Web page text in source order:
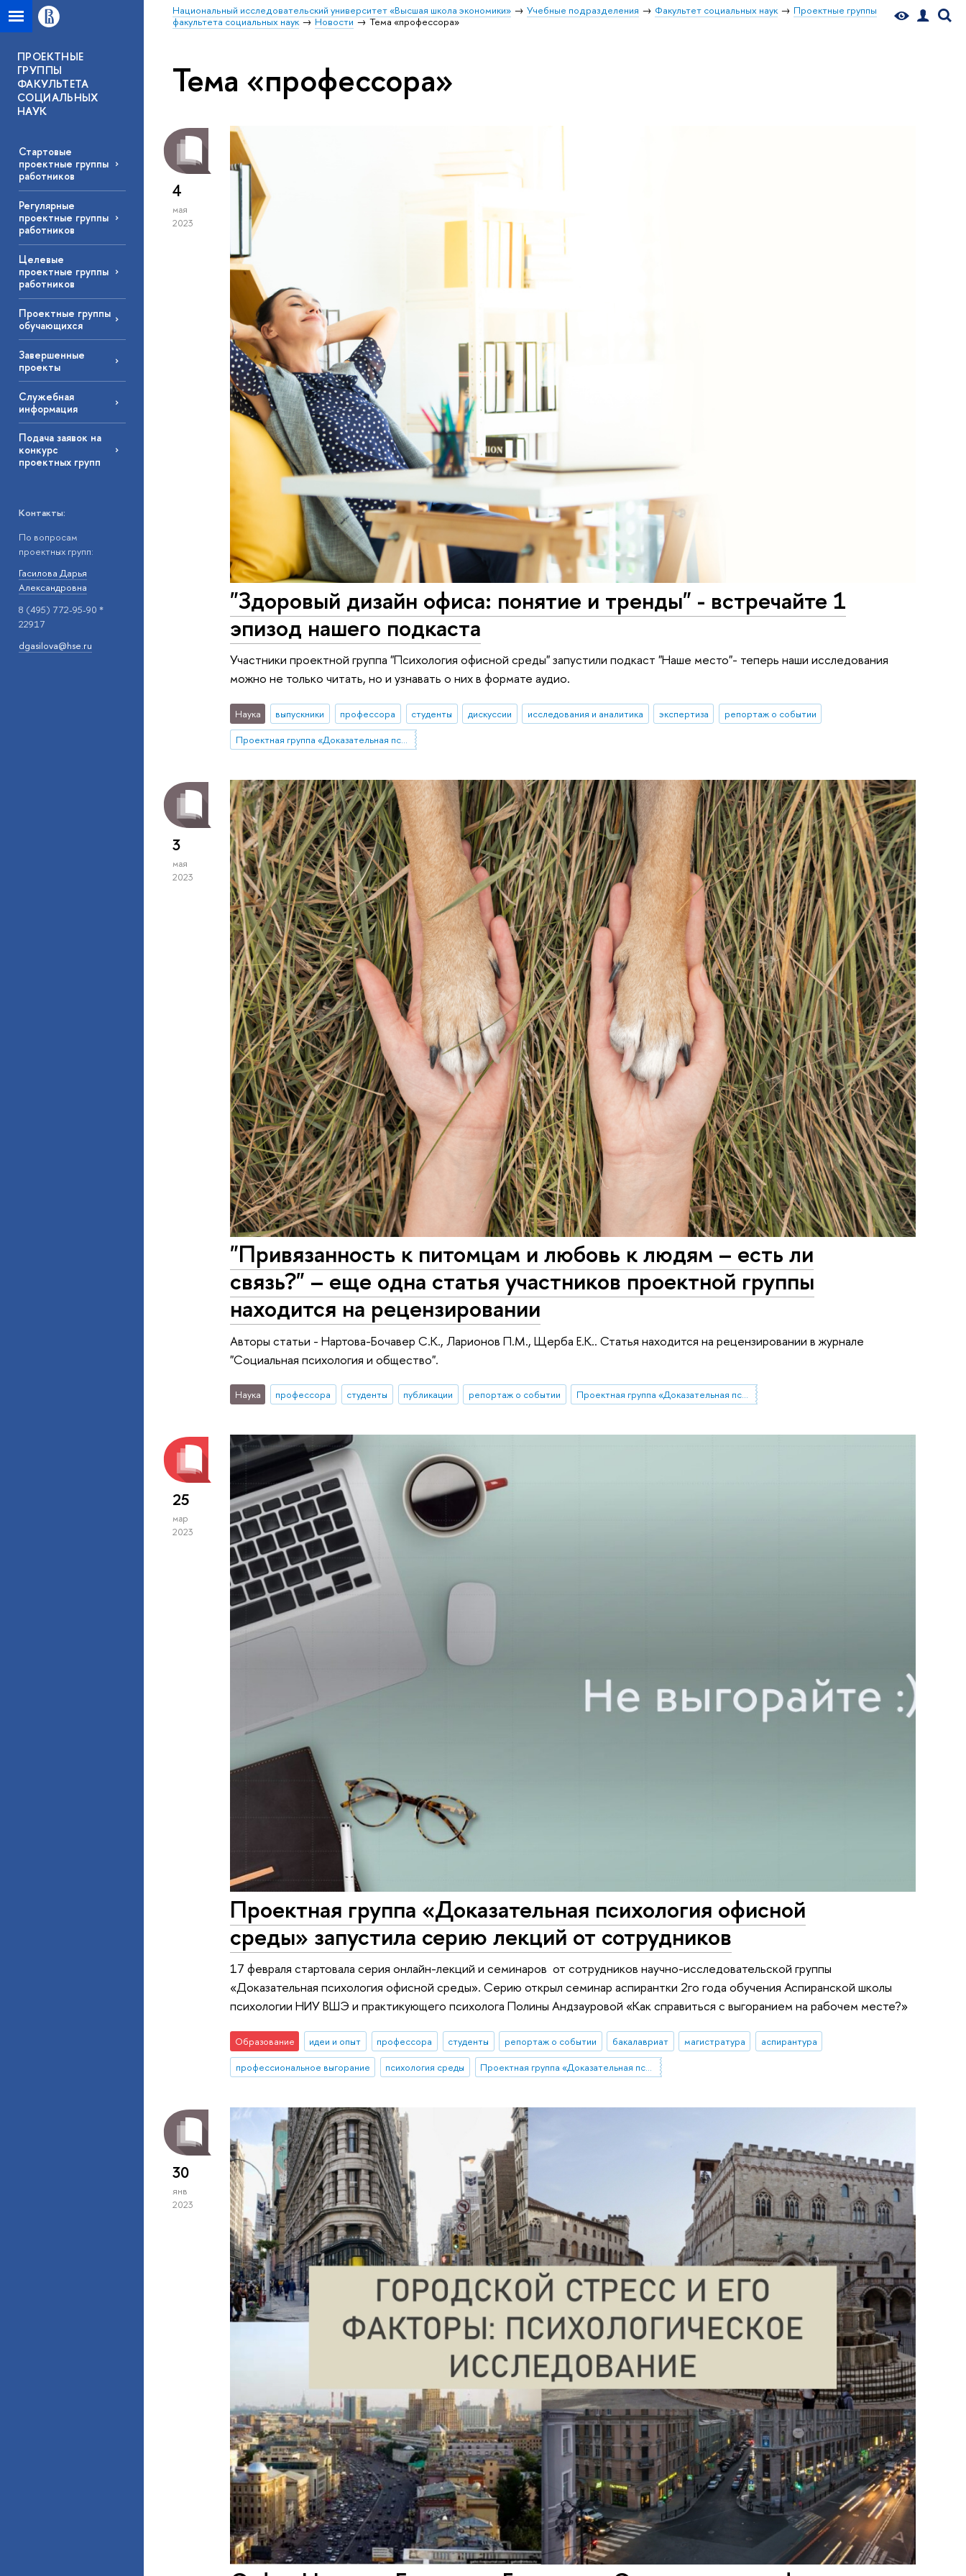
Национальный исследовательский университет «Высшая школа экономики» Учебные подразделения Факультет социальных наук
Проектные группы
факультета социальных наук
Новости Тема «профессора»
ПРОЕКТНЫЕ
ГРУППЫ
ФАКУЛЬТЕТА
СОЦИАЛЬНЫХ
НАУК
Стартовые
проектные группы
работников
Регулярные
проектные группы
работников
Целевые
проектные группы
работников
Проектные группы
обучающихся
Завершенные
проекты
Служебная
информация
Подача заявок на
конкурс
проектных групп
Контакты:
По вопросам
проектных групп:
Гасилова Дарья
Александровна
8 (495) 772-95-90 *
22917
dgasilova@hse.ru
Тема «профессора»
4
мая
2023
"Здоровый дизайн офиса: понятие и тренды" - встречайте 1
эпизод нашего подкаста
Участники проектной группа "Психология офисной среды" запустили подкаст "Наше место"- теперь наши исследования
можно не только читать, но и узнавать о них в формате аудио.
Наука выпускники профессора студенты дискуссии исследования и аналитика экспертиза
репортаж о событии
Проектная группа «Доказательная психология офисной среды»
3
мая
2023
"Привязанность к питомцам и любовь к людям – есть ли
связь?" – еще одна статья участников проектной группы
находится на рецензировании
Авторы статьи - Нартова-Бочавер С.К., Ларионов П.М., Щерба Е.К.. Статья находится на рецензировании в журнале
"Социальная психология и общество".
Наука профессора студенты публикации репортаж о событии Проектная группа «Доказательная психология офисной среды»
25
мар
2023
Проектная группа «Доказательная психология офисной
среды» запустила серию лекций от сотрудников
17 февраля стартовала серия онлайн-лекций и семинаров от сотрудников научно-исследовательской группы
«Доказательная психология офисной среды». Серию открыл семинар аспирантки 2го года обучения Аспиранской школы
психологии НИУ ВШЭ и практикующего психолога Полины Андзауровой «Как справиться с выгоранием на рабочем месте?»
Образование идеи и опыт профессора студенты репортаж о событии бакалавриат магистратура
аспирантура
профессиональное выгорание
психология среды Проектная группа «Доказательная психология офисной среды»
30
янв
2023